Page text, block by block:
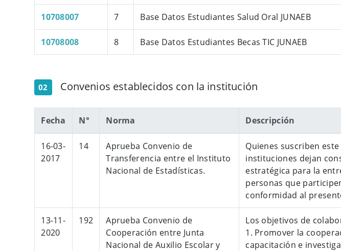
10708007 7 Base Datos Estudiantes Salud Oral JUNAEB
10708008 8 Base Datos Estudiantes Becas TIC JUNAEB
02 Convenios establecidos con la institución
​Fecha N° Norma Descripción
16-03-​
2017
​14
Aprueba Convenio de
Transferencia entre el Instituto
Nacional de Estadísticas.
​Quienes suscriben
instituciones dejan
estratégica para la
personas que
conformidad al
13-11-
2020​
192
​Aprueba Convenio de
Cooperación entre Junta
Nacional de Auxilio Escolar y
Los objetivos de
1. Promover la
capacitación e